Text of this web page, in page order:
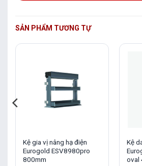
SẢN PHẨM TƯƠNG TỰ
Kệ gia vị nâng hạ điện
Eurogold ESV8980pro
800mm
Kệ
oval